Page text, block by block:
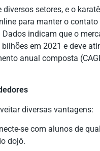
setores, e o
para manter o
indicam que o
em 2021 e deve
anual composta
diversas vantagens:
se com alunos de
dojô.